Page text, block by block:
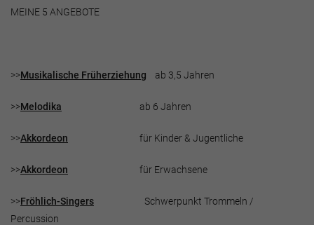
MEINE 5 ANGEBOTE
>>Musikalische Früherziehung ab 3,5 Jahren
>>Melodika ab 6 Jahren
>>Akkordeon für Kinder & Jugentliche
>>Akkordeon für Erwachsene
>>Fröhlich-Singers ​ Schwerpunkt Trommeln /
Percussion